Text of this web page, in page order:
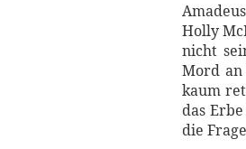
Holly
nicht
Mord an
kaum
das
die